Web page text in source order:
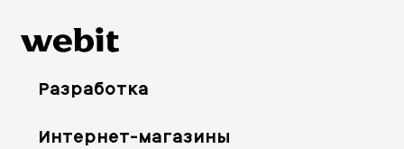
Разработка
Интернет-магазины